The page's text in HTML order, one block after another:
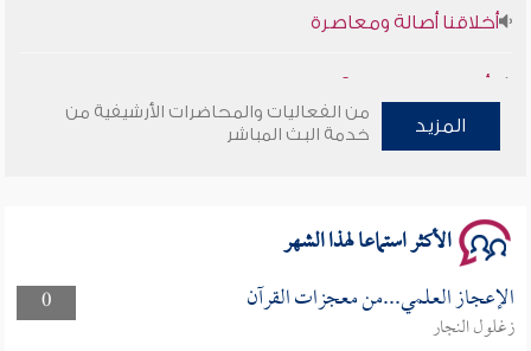
أخلاقنا أصالة ومعاصرة
وأمنهم من خوف 9
سلسلة محاضرات نفحات رمضانية 1444هـ
المزيد
من الفعاليات والمحاضرات الأرشيفية من
خدمة البث المباشر
الأكثر استماعا لهذا الشهر
0 الإعجاز العلمي...من معجزات القرآن
زغلول النجار